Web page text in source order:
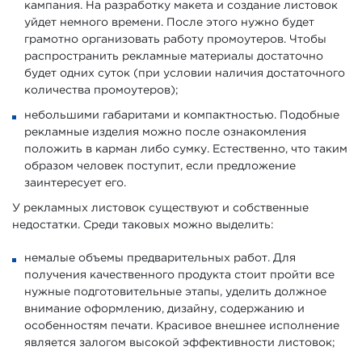
кампания. На разработку макета и создание листовок
уйдет немного времени. После этого нужно будет
грамотно организовать работу промоутеров. Чтобы
распространить рекламные материалы достаточно
будет одних суток (при условии наличия достаточного
количества промоутеров);
небольшими габаритами и компактностью. Подобные
рекламные изделия можно после ознакомления
положить в карман либо сумку. Естественно, что таким
образом человек поступит, если предложение
заинтересует его.
У рекламных листовок существуют и собственные
недостатки. Среди таковых можно выделить:
немалые объемы предварительных работ. Для
получения качественного продукта стоит пройти все
нужные подготовительные этапы, уделить должное
внимание оформлению, дизайну, содержанию и
особенностям печати. Красивое внешнее исполнение
является залогом высокой эффективности листовок;